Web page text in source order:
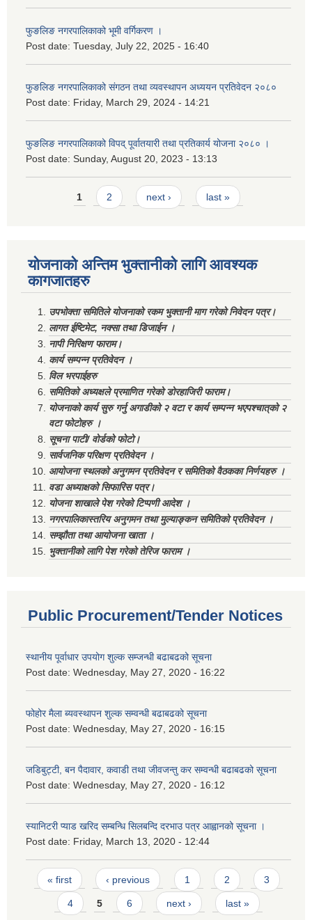
फुङलिङ नगरपालिकाको भूमी वर्गिकरण ।
Post date: Tuesday, July 22, 2025 - 16:40
फुङलिङ नगरपालिकाको संगठन तथा व्यवस्थापन अध्ययन प्रतिवेदन २०८०
Post date: Friday, March 29, 2024 - 14:21
फुङलिङ नगरपालिकाको विपद् पूर्वातयारी तथा प्रतिकार्य योजना २०८० ।
Post date: Sunday, August 20, 2023 - 13:13
Pages1 2 next › last »
योजनाको अन्तिम भुक्तानीको लागि आवश्यक
कागजातहरु
उपभोक्ता समितिले योजनाको रकम भुक्तानी माग गरेको निवेदन पत्र।
लागत ईष्टिमेट, नक्सा तथा डिजाईन ।
नापी निरिक्षण फाराम।
कार्य सम्पन्न प्रतिवेदन ।
विल भरपाईहरु
समितिको अध्यक्षले प्रमाणित गरेको डोरहाजिरी फाराम।
योजनाको कार्य सुरु गर्नु अगाडीको २ वटा र कार्य सम्पन्न भएपश्चात्‌को २
वटा फोटोहरु ।
सूचना पाटी/ वोर्डको फोटो।
सार्वजनिक परिक्षण प्रतिवेदन ।
आयोजना स्थलको अनुगमन प्रतिवेदन र समितिको वैठकका निर्णयहरु ।
वडा अध्याक्षको सिफारिस पत्र।
योजना शाखाले पेश गरेको टिप्पणी आदेश ।
नगरपालिकास्तरिय अनुगमन तथा मुल्याङ्कन समितिको प्रतिवेदन ।
सम्झौता तथा आयोजना खाता ।
भुक्तानीको लागि पेश गरेको तेरिज फाराम ।
Public Procurement/Tender Notices
स्थानीय पूर्वाधार उपयोग शुल्क सम्जन्धी बढाबढको सूचना
Post date: Wednesday, May 27, 2020 - 16:22
फोहोर मैला ब्यवस्थापन शुल्क सम्वन्धी बढाबढको सूचना
Post date: Wednesday, May 27, 2020 - 16:15
जडिबुट्टी, बन पैदावार, कवाडी तथा जीवजन्तु कर सम्वन्धी बढाबढको सूचना
Post date: Wednesday, May 27, 2020 - 16:12
स्यानिटरी प्याड खरिद सम्बन्धि सिलबन्दि दरभाउ पत्र आह्वानको सूचना ।
Post date: Friday, March 13, 2020 - 12:44
Pages
« first ‹ previous 1 2 3
4 5 6 next › last »